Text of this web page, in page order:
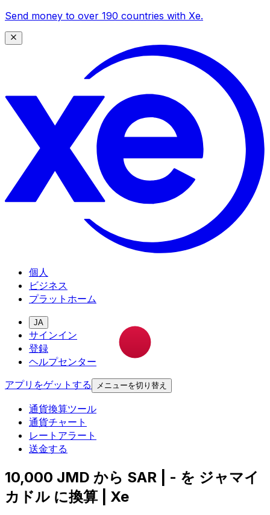
Send money to over 190 countries with Xe.
個人
ビジネス
プラットホーム
JA
サインイン
登録
ヘルプセンター
アプリをゲットする
メニューを切り替え
通貨換算ツール
通貨チャート
レートアラート
送金する
10,000 JMD から SAR | - を ジャマイ
カドル に換算 | Xe